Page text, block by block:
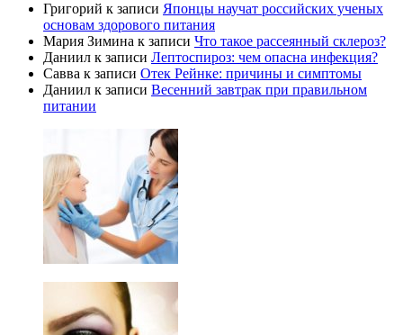
Григорий к записи Японцы научат российских ученых
основам здорового питания
Мария Зимина к записи Что такое рассеянный склероз?
Даниил к записи Лептоспироз: чем опасна инфекция?
Савва к записи Отек Рейнке: причины и симптомы
Даниил к записи Весенний завтрак при правильном
питании